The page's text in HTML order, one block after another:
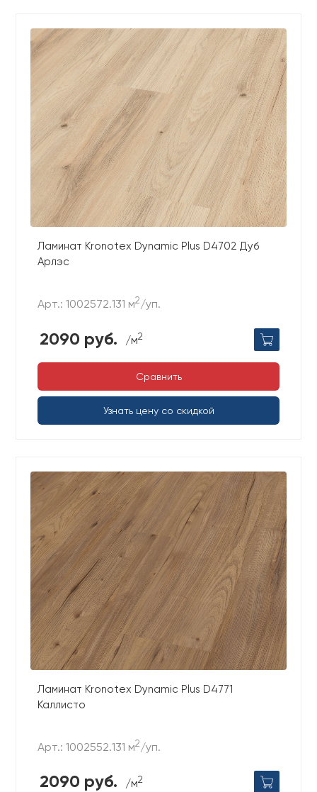
Ламинат Kronotex Dynamic Plus D4702 Дуб
Арлэс
Арт.: 1002572.131 м2/уп.
2090 руб. /м2
Сравнить
Узнать цену со скидкой
Ламинат Kronotex Dynamic Plus D4771
Каллисто
Арт.: 1002552.131 м2/уп.
2090 руб. /м2